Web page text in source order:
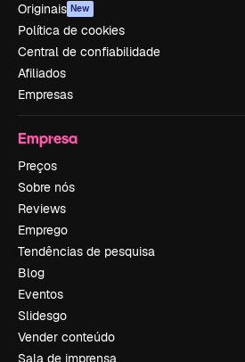
Originais New
Política de cookies
Central de confiabilidade
Afiliados
Empresas
Empresa
Preços
Sobre nós
Reviews
Emprego
Tendências de pesquisa
Blog
Eventos
Slidesgo
Vender conteúdo
Sala de imprensa